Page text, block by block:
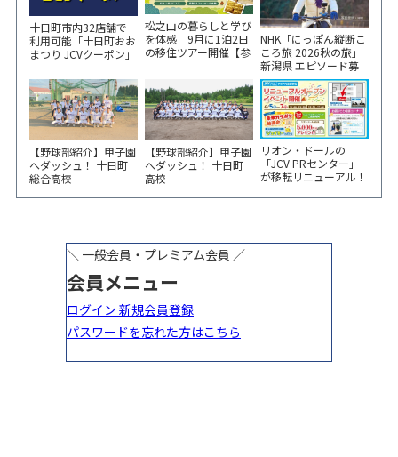
十日町市内32店舗で
利用可能「十日町おお
まつり JCVクーポン」
い！
松之山の暮らしと学び
を体感 9月に1泊2日
の移住ツアー開催【参
NHK「にっぽん縦断こ
ころ旅 2026秋の旅」
新潟県 エピソード募
集中！
【野球部紹介】甲子園
へダッシュ！ 十日町
総合高校
【野球部紹介】甲子園
へダッシュ！ 十日町
高校
リオン・ドールの
「JCV PRセンター」
が移転リニューアル！
ベント開催